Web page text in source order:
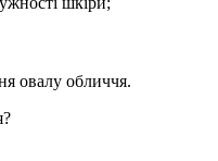
овалу обличчя.